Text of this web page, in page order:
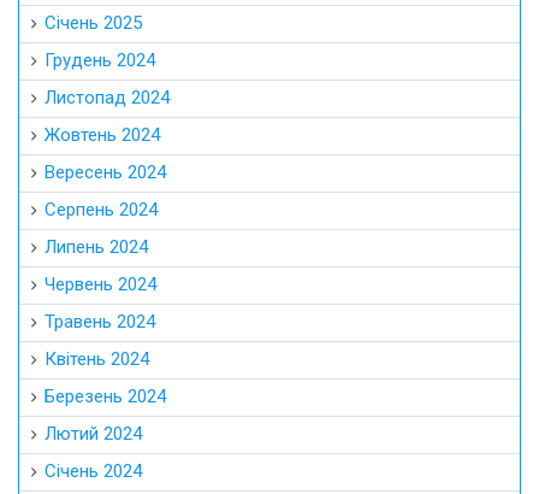
Січень 2025
Грудень 2024
Листопад 2024
Жовтень 2024
Вересень 2024
Серпень 2024
Липень 2024
Червень 2024
Травень 2024
Квітень 2024
Березень 2024
Лютий 2024
Січень 2024